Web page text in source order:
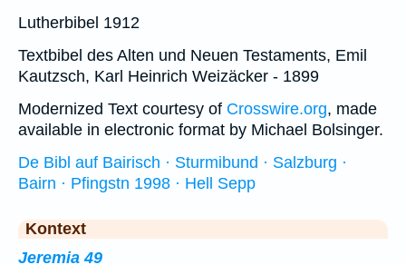
Lutherbibel 1912
Textbibel des Alten und Neuen Testaments, Emil
Kautzsch, Karl Heinrich Weizäcker - 1899
Modernized Text courtesy of Crosswire.org, made
available in electronic format by Michael Bolsinger.
De Bibl auf Bairisch · Sturmibund · Salzburg ·
Bairn · Pfingstn 1998 · Hell Sepp
Kontext
Jeremia 49